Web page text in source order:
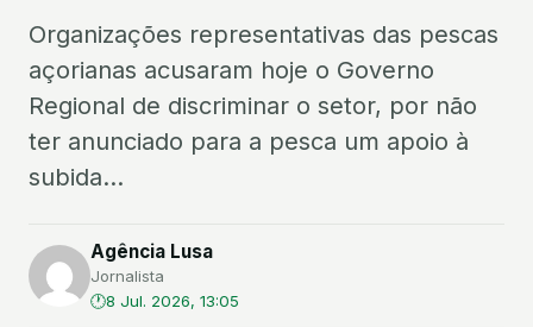
Organizações representativas das pescas
açorianas acusaram hoje o Governo
Regional de discriminar o setor, por não
ter anunciado para a pesca um apoio à
subida...
Agência Lusa
Jornalista
8 Jul. 2026, 13:05